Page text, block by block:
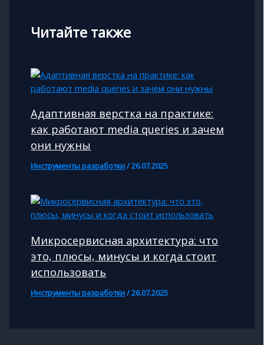
Читайте также
Адаптивная верстка на практике:
как работают media queries и зачем
они нужны
Инструменты разработки/26.07.2025
Микросервисная архитектура: что
это, плюсы, минусы и когда стоит
использовать
Инструменты разработки/26.07.2025